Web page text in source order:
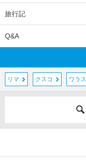
旅行記
Q&A
リマ クスコ ワラス